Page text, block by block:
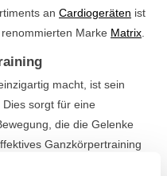
an Cardiogeräten ist
Marke Matrix
macht, ist sein
sorgt für eine
die die Gelenke
Ganzkörpertraining
ist, dass es